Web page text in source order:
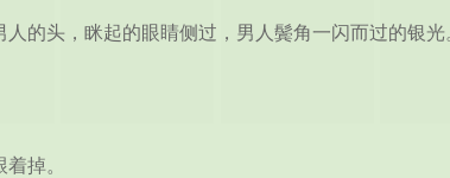
头，眯起的眼睛侧过，男人鬓角一闪而过的银光
掉。